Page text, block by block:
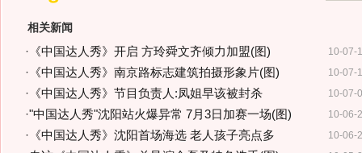
相关新闻
10-07-
· 《中国达人秀》开启 方玲舜文齐倾力加盟(图)
10-07-
· 《中国达人秀》南京路标志建筑拍摄形象片(图)
10-07-
· 《中国达人秀》节目负责人:凤姐早该被封杀
10-06-
·"中国达人秀"沈阳站火爆异常 7月3日加赛一场(图)
10-06-
· 《中国达人秀》沈阳首场海选 老人孩子亮点多